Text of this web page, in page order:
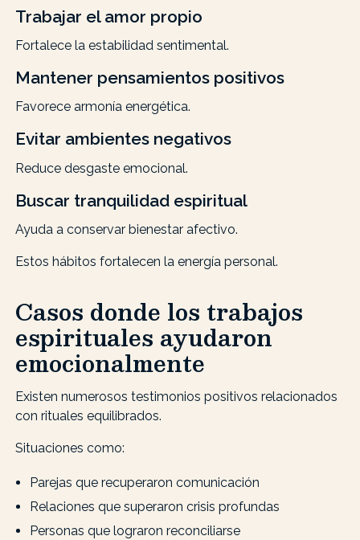
Trabajar el amor propio
Fortalece la estabilidad sentimental.
Mantener pensamientos positivos
Favorece armonía energética.
Evitar ambientes negativos
Reduce desgaste emocional.
Buscar tranquilidad espiritual
Ayuda a conservar bienestar afectivo.
Estos hábitos fortalecen la energía personal.
Casos donde los trabajos
espirituales ayudaron
emocionalmente
Existen numerosos testimonios positivos relacionados
con rituales equilibrados.
Situaciones como:
Parejas que recuperaron comunicación
Relaciones que superaron crisis profundas
Personas que lograron reconciliarse